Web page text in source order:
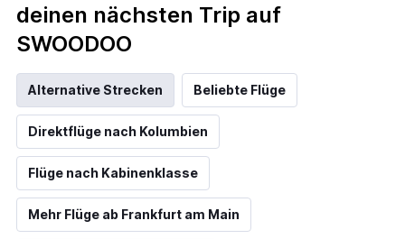
deinen nächsten Trip auf
SWOODOO
Alternative Strecken Beliebte Flüge
Direktflüge nach Kolumbien
Flüge nach Kabinenklasse
Mehr Flüge ab Frankfurt am Main